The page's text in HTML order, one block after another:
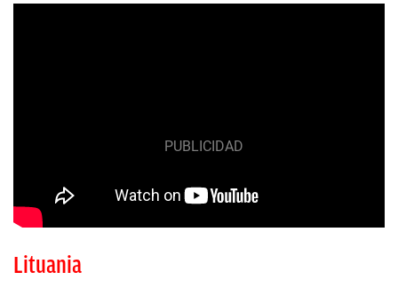
Lituania